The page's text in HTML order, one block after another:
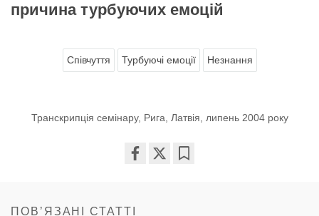
причина турбуючих емоцій
Співчуття Турбуючі емоції Незнання
Транскрипція семінару, Рига, Латвія, липень 2004 року
ПОВʼЯЗАНІ СТАТТІ